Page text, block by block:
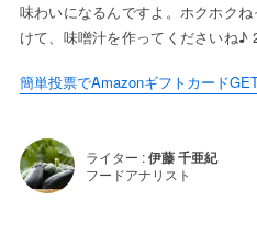
味わいになるんですよ。ホクホク
けて、味噌汁を作ってくださいね♪
簡単投票でAmazonギフトカード
ライター :伊藤 千亜紀
フードアナリスト